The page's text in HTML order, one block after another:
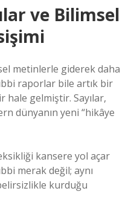
ve Bilimsel
metinlerle giderek daha
raporlar bile artık bir
gelmiştir. Sayılar,
dünyanın yeni “hikâye
kansere yol açar
merak değil; aynı
kurduğu